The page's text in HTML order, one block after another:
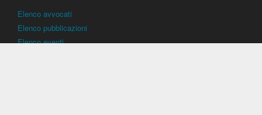
Elenco avvocati
Elenco pubblicazioni
Elenco eventi